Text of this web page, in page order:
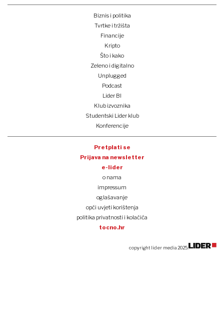
Biznis i politika
Tvrtke i tržišta
Financije
Kripto
Što i kako
Zeleno i digitalno
Unplugged
Podcast
Lider BI
Klub izvoznika
Studentski Lider klub
Konferencije
Pretplati se
Prijava na newsletter
e-lider
o nama
impressum
oglašavanje
opći uvjeti korištenja
politika privatnosti i kolačića
tocno.hr
copyright lider media 2025.